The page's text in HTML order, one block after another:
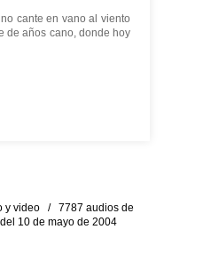
cante en vano al viento
de años cano, donde hoy
y video / 7787 audios de
10 de mayo de 2004